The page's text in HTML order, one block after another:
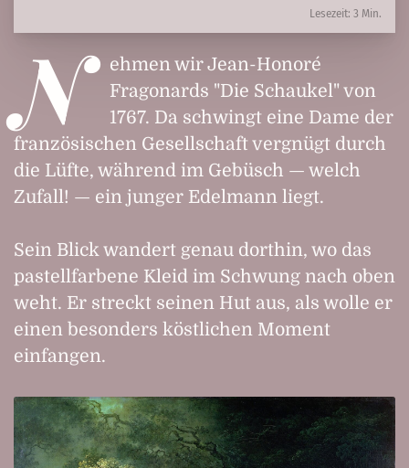
Lesezeit: 3 Min.
N
ehmen wir Jean-Honoré
Fragonards "Die Schaukel" von
1767. Da schwingt eine Dame der
französischen Gesellschaft vergnügt durch
die Lüfte, während im Gebüsch — welch
Zufall! — ein junger Edelmann liegt.
Sein Blick wandert genau dorthin, wo das
pastellfarbene Kleid im Schwung nach oben
weht. Er streckt seinen Hut aus, als wolle er
einen besonders köstlichen Moment
einfangen.